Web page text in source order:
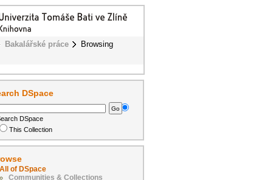
Bakalářské práce
Browsing
DSpace
DSpace
This Collection
All of DSpace
Communities & Collections